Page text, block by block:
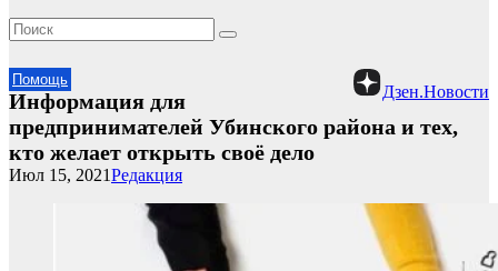
Помощь
Дзен.Новости
Информация для
предпринимателей Убинского района и тех,
кто желает открыть своё дело
Редакция
Июл 15, 2021